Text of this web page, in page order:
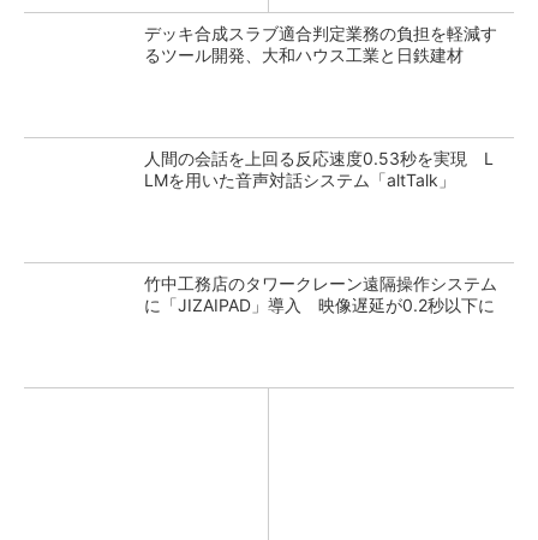
デッキ合成スラブ適合判定業務の負担を軽減す
るツール開発、大和ハウス工業と日鉄建材
人間の会話を上回る反応速度0.53秒を実現 L
LMを用いた音声対話システム「altTalk」
竹中工務店のタワークレーン遠隔操作システム
に「JIZAIPAD」導入 映像遅延が0.2秒以下に